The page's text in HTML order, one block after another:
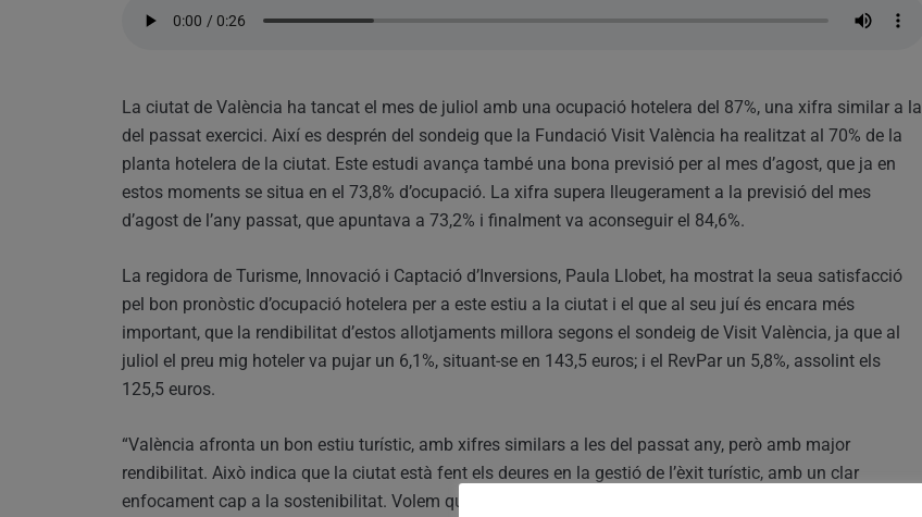
La ciutat de València ha tancat el mes de juliol amb una ocupació hotelera del 87%, una xifra similar a la
del passat exercici. Així es desprén del sondeig que la Fundació Visit València ha realitzat al 70% de la
planta hotelera de la ciutat. Este estudi avança també una bona previsió per al mes d’agost, que ja en
estos moments se situa en el 73,8% d’ocupació. La xifra supera lleugerament a la previsió del mes
d’agost de l’any passat, que apuntava a 73,2% i finalment va aconseguir el 84,6%.
La regidora de Turisme, Innovació i Captació d’Inversions, Paula Llobet, ha mostrat la seua satisfacció
pel bon pronòstic d’ocupació hotelera per a este estiu a la ciutat i el que al seu juí és encara més
important, que la rendibilitat d’estos allotjaments millora segons el sondeig de Visit València, ja que al
juliol el preu mig hoteler va pujar un 6,1%, situant-se en 143,5 euros; i el RevPar un 5,8%, assolint els
125,5 euros.
“València afronta un bon estiu turístic, amb xifres similars a les del passat any, però amb major
rendibilitat. Això indica que la ciutat està fent els deures en la gestió de l’èxit turístic, amb un clar
enfocament cap a la sostenibilitat. Volem que esta activitat continue beneficiant als nostres ciutadans,